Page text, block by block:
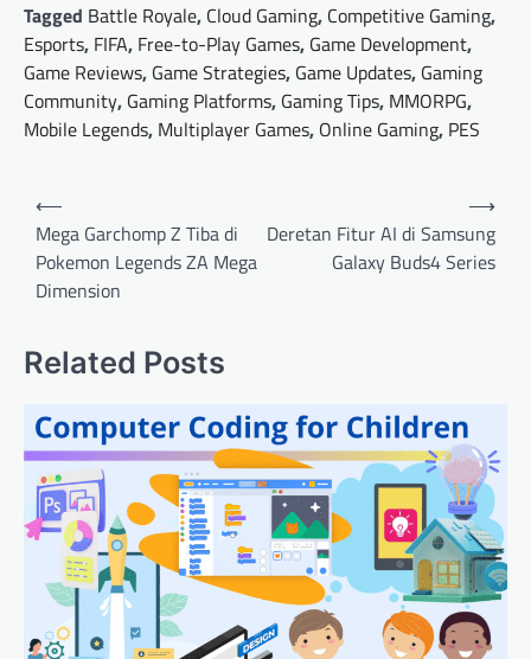
Tagged Battle Royale, Cloud Gaming, Competitive Gaming,
Esports, FIFA, Free-to-Play Games, Game Development,
Game Reviews, Game Strategies, Game Updates, Gaming
Community, Gaming Platforms, Gaming Tips, MMORPG,
Mobile Legends, Multiplayer Games, Online Gaming, PES
Post
navigation
⟵
Mega Garchomp Z Tiba di
Pokemon Legends ZA Mega
Dimension
Deretan Fitur AI di Samsung
Galaxy Buds4 Series
⟶
Related Posts